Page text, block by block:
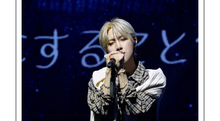
NEWS
PROFILE
SCHEDULE
DISCOGRAPHY
UNIVERSE JAPAN